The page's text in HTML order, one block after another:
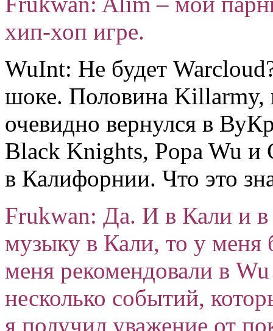
хип-хоп игре.
WuInt: Не будет
шоке. Половина Killarmy,
очевидно вернулся в
Black Knights, Popa Wu и
в Калифорнии. Что это
Frukwan: Да. И в Кали и
музыку в Кали, то у меня
меня рекомендовали в
несколько событий,
я получил уважение от